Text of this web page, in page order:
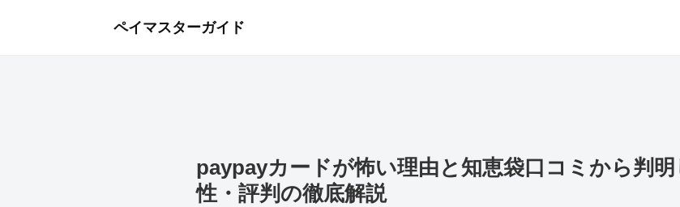
ペイマスターガイド
paypayカードが怖い理由と知恵袋口コミから判
性・評判の徹底解説